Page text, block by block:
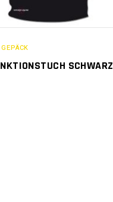
SCHWARZ